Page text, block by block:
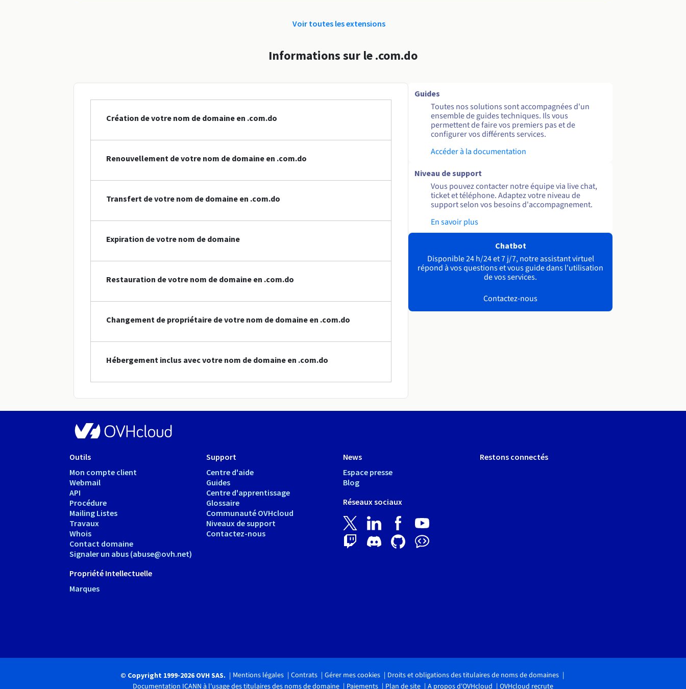
Voir toutes les extensions
Informations sur le .com.do
Création de votre nom de domaine en .com.do
Renouvellement de votre nom de domaine en .com.do
Transfert de votre nom de domaine en .com.do
Expiration de votre nom de domaine
Restauration de votre nom de domaine en .com.do
Changement de propriétaire de votre nom de domaine en .com.do
Hébergement inclus avec votre nom de domaine en .com.do
Guides
Toutes nos solutions sont accompagnées d'un
ensemble de guides techniques. Ils vous
permettent de faire vos premiers pas et de
configurer vos différents services.
Accéder à la documentation
Niveau de support
Vous pouvez contacter notre équipe via live chat,
ticket et téléphone. Adaptez votre niveau de
support selon vos besoins d'accompagnement.
En savoir plus
Chatbot
Disponible 24 h/24 et 7 j/7, notre assistant virtuel
répond à vos questions et vous guide dans l'utilisation
de vos services.
Contactez-nous
Outils
Mon compte client
Webmail
API
Procédure
Mailing Listes
Travaux
Whois
Contact domaine
Signaler un abus (abuse@ovh.net)
Propriété Intellectuelle
Marques
Support
Centre d'aide
Guides
Centre d'apprentissage
Glossaire
Communauté OVHcloud
Niveaux de support
Contactez-nous
News
Espace presse
Blog
Réseaux sociaux
Restons connectés
© Copyright 1999-2026 OVH SAS. Mentions légales Contrats Gérer mes cookies
Droits et obligations des titulaires de noms de domaines
Documentation ICANN à l'usage des titulaires des noms de domaine
Paiements Plan de site A propos d'OVHcloud OVHcloud recrute